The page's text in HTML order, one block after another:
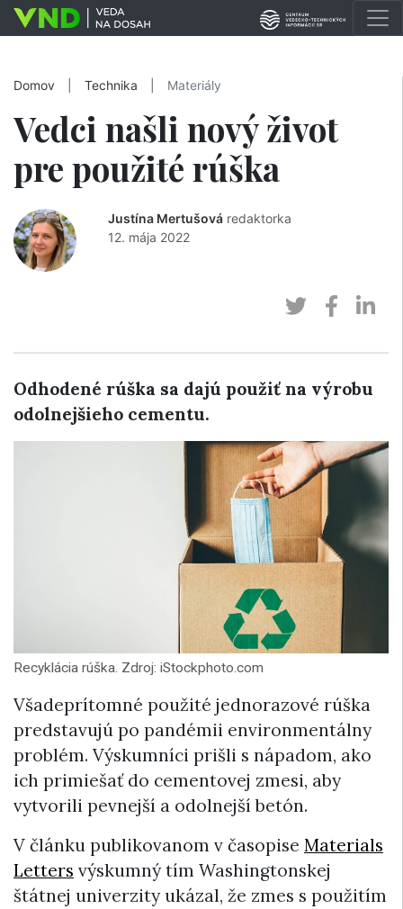
Domov Technika Materiály
Vedci našli nový život
pre použité rúška
Justína Mertušová redaktorka
12. mája 2022
Odhodené rúška sa dajú použiť na výrobu
odolnejšieho cementu.
Recyklácia rúška. Zdroj: iStockphoto.com
Všadeprítomné použité jednorazové rúška
predstavujú po pandémii environmentálny
problém. Výskumníci prišli s nápadom, ako
ich primiešať do cementovej zmesi, aby
vytvorili pevnejší a odolnejší betón.
V článku publikovanom v časopise Materials
Letters výskumný tím Washingtonskej
štátnej univerzity ukázal, že zmes s použitím